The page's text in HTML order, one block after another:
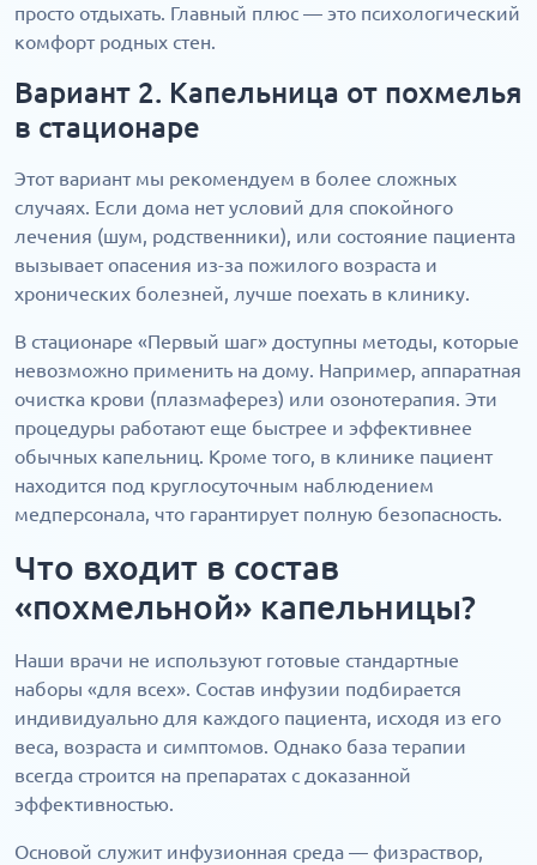
просто отдыхать. Главный плюс — это психологический
комфорт родных стен.
Вариант 2. Капельница от похмелья
в стационаре
Этот вариант мы рекомендуем в более сложных
случаях. Если дома нет условий для спокойного
лечения (шум, родственники), или состояние пациента
вызывает опасения из-за пожилого возраста и
хронических болезней, лучше поехать в клинику.
В стационаре «Первый шаг» доступны методы, которые
невозможно применить на дому. Например, аппаратная
очистка крови (плазмаферез) или озонотерапия. Эти
процедуры работают еще быстрее и эффективнее
обычных капельниц. Кроме того, в клинике пациент
находится под круглосуточным наблюдением
медперсонала, что гарантирует полную безопасность.
Что входит в состав
«похмельной» капельницы?
Наши врачи не используют готовые стандартные
наборы «для всех». Состав инфузии подбирается
индивидуально для каждого пациента, исходя из его
веса, возраста и симптомов. Однако база терапии
всегда строится на препаратах с доказанной
эффективностью.
Основой служит инфузионная среда — физраствор,